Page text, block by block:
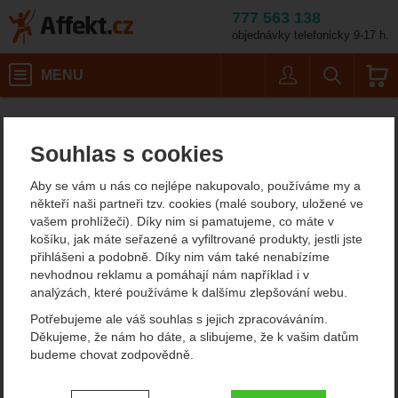
Souhlas s cookies
Aby se vám u nás co nejlépe nakupovalo, používáme my a
někteří naši partneři tzv. cookies (malé soubory, uložené ve
vašem prohlížeči). Díky nim si pamatujeme, co máte v
košíku, jak máte seřazené a vyfiltrované produkty, jestli jste
přihlášeni a podobně. Díky nim vám také nenabízíme
nevhodnou reklamu a pomáhají nám například i v
analýzách, které používáme k dalšímu zlepšování webu.
Potřebujeme ale váš souhlas s jejich zpracováváním.
Děkujeme, že nám ho dáte, a slibujeme, že k vašim datům
budeme chovat zodpovědně.
Nastavení souhlasů s kategoriemi
777 563 138
objednávky telefonicky 9-17 h.
MENU
Skialpinistické vázání
Skialpinistické vázání Velikost: 80 mm
Fritschi Vipec Evo 12
skialpinistické vázání
Fotografie